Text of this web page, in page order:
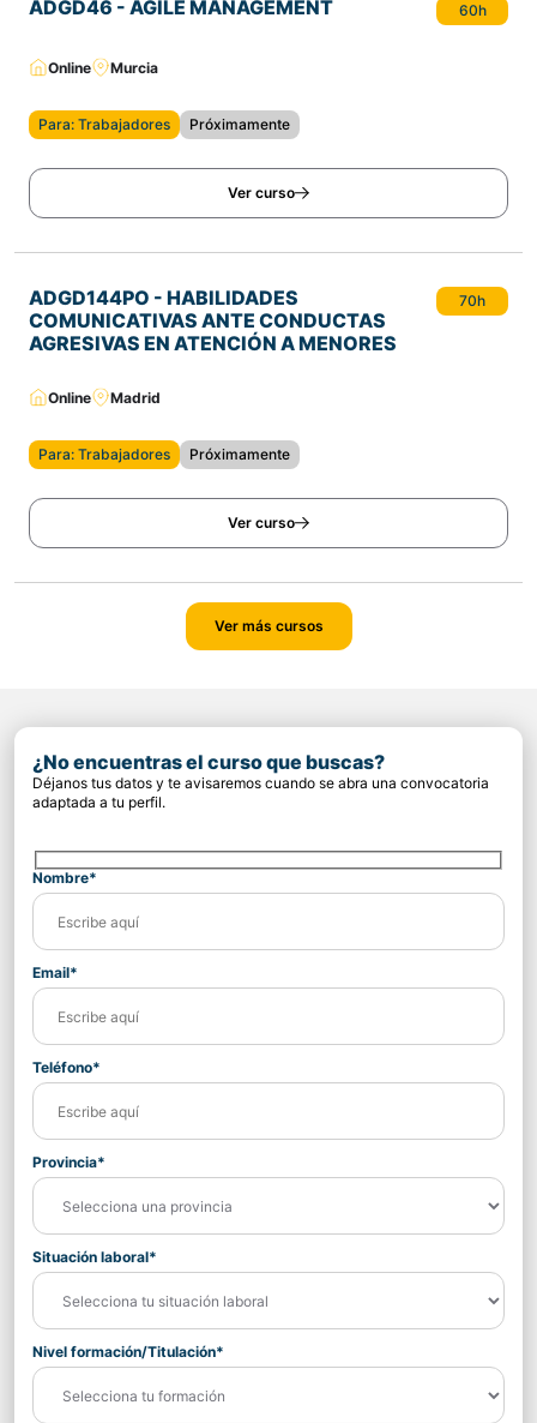
ADGD46 - AGILE MANAGEMENT 60h
Online Murcia
Para: Trabajadores Próximamente
Ver curso
ADGD144PO - HABILIDADES
COMUNICATIVAS ANTE CONDUCTAS
AGRESIVAS EN ATENCIÓN A MENORES
70h
Online Madrid
Para: Trabajadores Próximamente
Ver curso
Ver más cursos
¿No encuentras el curso que buscas?
Déjanos tus datos y te avisaremos cuando se abra una convocatoria
adaptada a tu perfil.
Nombre*
Email*
Teléfono*
Provincia*
Situación laboral*
Nivel formación/Titulación*